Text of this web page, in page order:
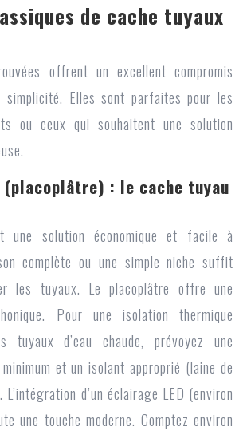
de cache tuyaux
offrent un excellent compromis
Elles sont parfaites pour les
ou ceux qui souhaitent une solution
(placoplâtre) : le cache tuyau
une solution économique et facile à
complète ou une simple niche suffit
les tuyaux. Le placoplâtre offre une
Pour une isolation thermique
tuyaux d’eau chaude, prévoyez une
et un isolant approprié (laine de
L’intégration d’un éclairage LED (environ
une touche moderne. Comptez environ